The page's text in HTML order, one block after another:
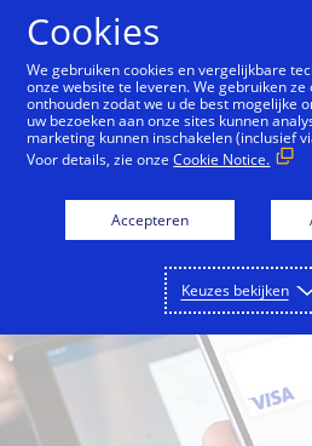
Voor kaartuitgevers
Cookies
We gebruiken cookies en vergelijkbare
onze website te leveren. We gebruiken
onthouden zodat we u de best mogelijke
uw bezoeken aan onze sites kunnen
marketing kunnen inschakelen (inclusief
Voor details, zie onzeCookie Notice.
Accepteren
Keuzes bekijken